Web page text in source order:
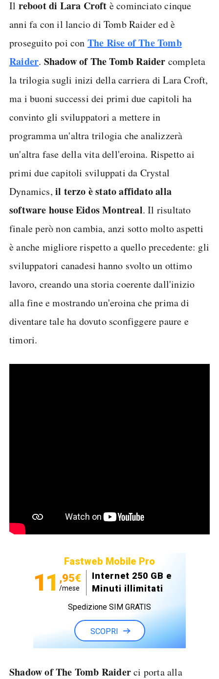
Il reboot di Lara Croft è cominciato cinque
anni fa con il lancio di Tomb Raider ed è
proseguito poi con The Rise of The Tomb
Raider. Shadow of The Tomb Raider completa
la trilogia sugli inizi della carriera di Lara Croft,
ma i buoni successi dei primi due capitoli ha
convinto gli sviluppatori a mettere in
programma un'altra trilogia che analizzerà
un'altra fase della vita dell'eroina. Rispetto ai
primi due capitoli sviluppati da Crystal
Dynamics, il terzo è stato affidato alla
software house Eidos Montreal. Il risultato
finale però non cambia, anzi sotto molto aspetti
è anche migliore rispetto a quello precedente: gli
sviluppatori canadesi hanno svolto un ottimo
lavoro, creando una storia coerente dall'inizio
alla fine e mostrando un'eroina che prima di
diventare tale ha dovuto sconfiggere paure e
timori.
Fastweb Mobile Pro
11 ,95€
/mese
Internet 250 GB e
Minuti illimitati
Spedizione SIM GRATIS
SCOPRI
Shadow of The Tomb Raiderci porta alla